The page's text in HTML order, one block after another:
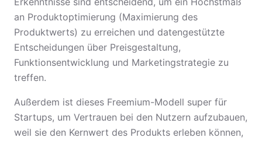
an Produktoptimierung (Maximierung des
Produktwerts) zu erreichen und datengestützte
Entscheidungen über Preisgestaltung,
Funktionsentwicklung und Marketingstrategie zu
treffen.
Außerdem ist dieses Freemium-Modell super für
Startups, um Vertrauen bei den Nutzern aufzubauen,
weil sie den Kernwert des Produkts erleben können,